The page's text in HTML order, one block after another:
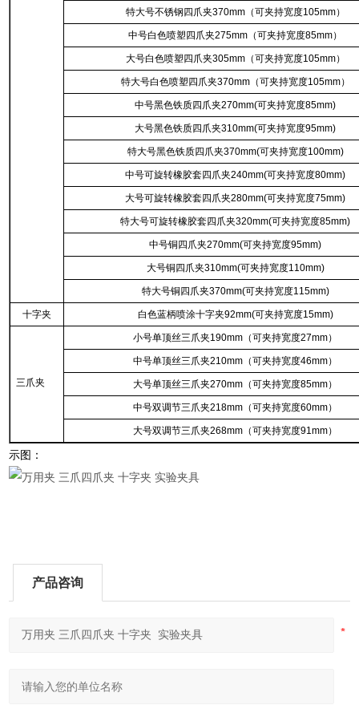
特大号不锈钢四爪夹370mm（可夹持宽度105mm）
中号白色喷塑四爪夹275mm（可夹持宽度85mm）
大号白色喷塑四爪夹305mm（可夹持宽度105mm）
特大号白色喷塑四爪夹370mm（可夹持宽度105mm）
中号黑色铁质四爪夹270mm(可夹持宽度85mm)
大号黑色铁质四爪夹310mm(可夹持宽度95mm)
特大号黑色铁质四爪夹370mm(可夹持宽度100mm)
中号可旋转橡胶套四爪夹240mm(可夹持宽度80mm)
大号可旋转橡胶套四爪夹280mm(可夹持宽度75mm)
特大号可旋转橡胶套四爪夹320mm(可夹持宽度85mm)
中号铜四爪夹270mm(可夹持宽度95mm)
大号铜四爪夹310mm(可夹持宽度110mm)
特大号铜四爪夹370mm(可夹持宽度115mm)
十字夹 白色蓝柄喷涂十字夹92mm(可夹持宽度15mm)
三爪夹
小号单顶丝三爪夹190mm（可夹持宽度27mm）
中号单顶丝三爪夹210mm（可夹持宽度46mm）
大号单顶丝三爪夹270mm（可夹持宽度85mm）
中号双调节三爪夹218mm（可夹持宽度60mm）
大号双调节三爪夹268mm（可夹持宽度91mm）
示图：
产品咨询